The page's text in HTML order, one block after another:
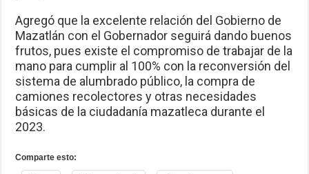
Agregó que la excelente relación del Gobierno de
Mazatlán con el Gobernador seguirá dando buenos
frutos, pues existe el compromiso de trabajar de la
mano para cumplir al 100% con la reconversión del
sistema de alumbrado público, la compra de
camiones recolectores y otras necesidades
básicas de la ciudadanía mazatleca durante el
2023.
Comparte esto: